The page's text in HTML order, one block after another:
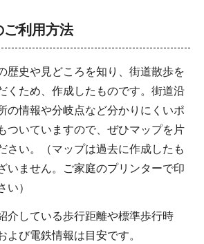
ご利用方法
歴史や見どころを知り、街道散歩を
くため、作成したものです。街道沿
の情報や分岐点など分かりにくいポ
ついていますので、ぜひマップを片
さい。（マップは過去に作成したも
いません。ご家庭のプリンターで印
い）
介している歩行距離や標準歩行時
よび電鉄情報は目安です。